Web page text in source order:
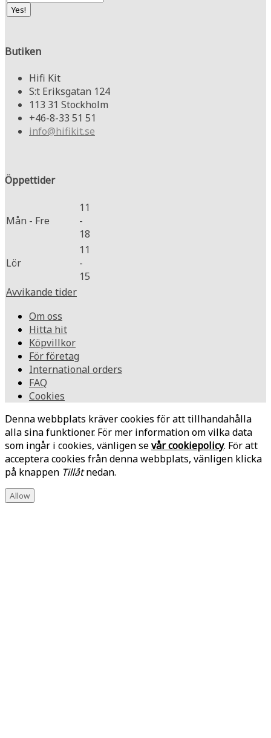
Butiken
Hifi Kit
S:t Eriksgatan 124
113 31 Stockholm
+46-8-33 51 51
info@hifikit.se
Öppettider
Mån - Fre
11
-
18
Lör
11
-
15
Avvikande tider
Om oss
Hitta hit
Köpvillkor
För företag
International orders
FAQ
Cookies
Denna webbplats kräver cookies för att tillhandahålla
alla sina funktioner. För mer information om vilka data
som ingår i cookies, vänligen sevår cookiepolicy. För att
acceptera cookies från denna webbplats, vänligen klicka
på knappen Tillåtnedan.
Allow